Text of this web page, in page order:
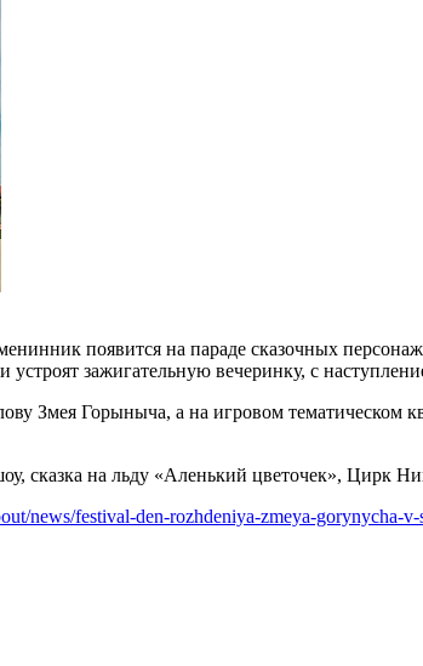
появится на параде сказочных
зажигательную вечеринку, с
Змея Горыныча, а на игровом тематическом
на льду «Аленький цветочек», Цирк
news/festival-den-rozhdeniya-zmeya-gorynycha-